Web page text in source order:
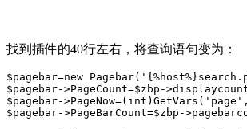
找到插件的40行左右，将查询语句变为：
$pagebar=new
$pagebar->PageCount=$zbp-
$pagebar-
$pagebar->PageBarCount=$zbp-